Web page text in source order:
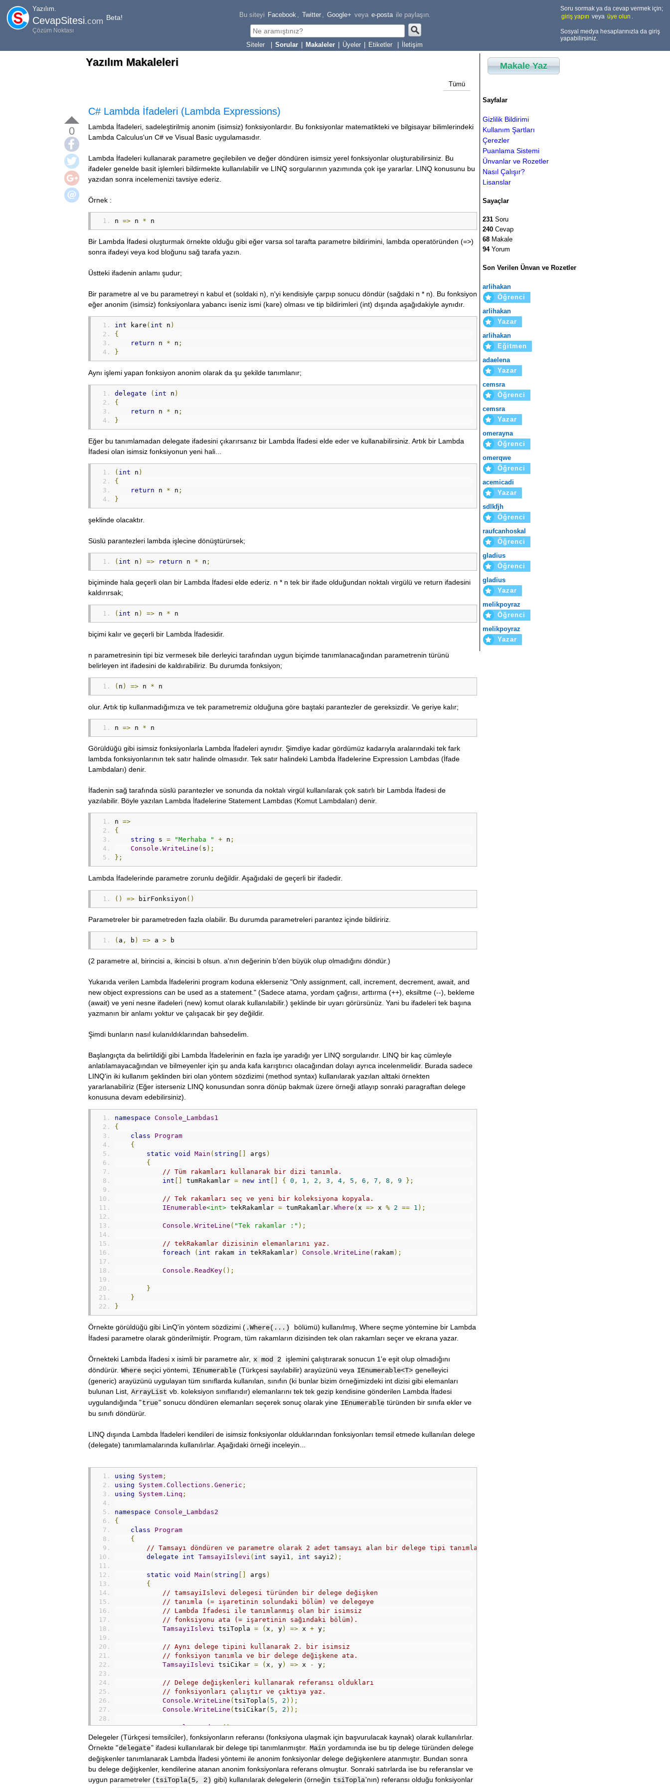
Yazılım.
CevapSitesi.com Beta!
Çözüm Noktası
Bu siteyi Facebook , Twitter , Google+ veya e-posta ile paylaşın.
Sorular Makaleler Üyeler Etiketler İletişim
Soru sormak ya da cevap vermek için;
giriş yapın veya üye olun .
Sosyal medya hesaplarınızla da giriş
yapabilirsiniz.
Yazılım Makaleleri
Tümü
0
C# Lambda İfadeleri (Lambda Expressions)
Lambda İfadeleri, sadeleştirilmiş anonim (isimsiz) fonksiyonlardır. Bu fonksiyonlar matematikteki ve bilgisayar bilimlerindeki
Lambda Calculus'un C# ve Visual Basic uygulamasıdır.
Lambda İfadeleri kullanarak parametre geçilebilen ve değer döndüren isimsiz yerel fonksiyonlar oluşturabilirsiniz. Bu
ifadeler genelde basit işlemleri bildirmekte kullanılabilir ve LINQ sorgularının yazımında çok işe yararlar. LINQ konusunu bu
yazıdan sonra incelemenizi tavsiye ederiz.
Örnek :
n => n * n
Bir Lambda İfadesi oluşturmak örnekte olduğu gibi eğer varsa sol tarafta parametre bildirimini, lambda operatöründen (=>)
sonra ifadeyi veya kod bloğunu sağ tarafa yazın.
Üstteki ifadenin anlamı şudur;
Bir parametre al ve bu parametreyi n kabul et (soldaki n), n'yi kendisiyle çarpıp sonucu döndür (sağdaki n * n). Bu fonksiyon
eğer anonim (isimsiz) fonksiyonlara yabancı iseniz ismi (kare) olması ve tip bildirimleri (int) dışında aşağıdakiyle aynıdır.
int kare ( int n )
{
return n * n ;
}
Aynı işlemi yapan fonksiyon anonim olarak da şu şekilde tanımlanır;
delegate ( int n )
{
return n * n ;
}
Eğer bu tanımlamadan delegate ifadesini çıkarırsanız bir Lambda İfadesi elde eder ve kullanabilirsiniz. Artık bir Lambda
İfadesi olan isimsiz fonksiyonun yeni hali...
( int n )
{
return n * n ;
}
şeklinde olacaktır.
Süslü parantezleri lambda işlecine dönüştürürsek;
( int n ) => return n * n ;
biçiminde hala geçerli olan bir Lambda İfadesi elde ederiz. n * n tek bir ifade olduğundan noktalı virgülü ve return ifadesini
kaldırırsak;
( int n ) => n * n
biçimi kalır ve geçerli bir Lambda İfadesidir.
n parametresinin tipi biz vermesek bile derleyici tarafından uygun biçimde tanımlanacağından parametrenin türünü
belirleyen int ifadesini de kaldırabiliriz. Bu durumda fonksiyon;
( n ) => n * n
olur. Artık tip kullanmadığımıza ve tek parametremiz olduğuna göre baştaki parantezler de gereksizdir. Ve geriye kalır;
n => n * n
Görüldüğü gibi isimsiz fonksiyonlarla Lambda İfadeleri aynıdır. Şimdiye kadar gördümüz kadarıyla aralarındaki tek fark
lambda fonksiyonlarının tek satır halinde olmasıdır. Tek satır halindeki Lambda İfadelerine Expression Lambdas (İfade
Lambdaları) denir.
İfadenin sağ tarafında süslü parantezler ve sonunda da noktalı virgül kullanılarak çok satırlı bir Lambda İfadesi de
yazılabilir. Böyle yazılan Lambda İfadelerine Statement Lambdas (Komut Lambdaları) denir.
n =>
{
string s = "Merhaba " + n ;
Console . WriteLine ( s );
};
Lambda İfadelerinde parametre zorunlu değildir. Aşağıdaki de geçerli bir ifadedir.
() => birFonksiyon ()
Parametreler bir parametreden fazla olabilir. Bu durumda parametreleri parantez içinde bildiririz.
( a , b ) => a > b
(2 parametre al, birincisi a, ikincisi b olsun. a'nın değerinin b'den büyük olup olmadığını döndür.)
Yukarıda verilen Lambda İfadelerini program koduna eklerseniz "Only assignment, call, increment, decrement, await, and
new object expressions can be used as a statement." (Sadece atama, yordam çağrısı, arttırma (++), eksiltme (--), bekleme
(await) ve yeni nesne ifadeleri (new) komut olarak kullanılabilir.) şeklinde bir uyarı görürsünüz. Yani bu ifadeleri tek başına
yazmanın bir anlamı yoktur ve çalışacak bir şey değildir.
Şimdi bunların nasıl kulanıldıklarından bahsedelim.
Başlangıçta da belirtildiği gibi Lambda İfadelerinin en fazla işe yaradığı yer LINQ sorgularıdır. LINQ bir kaç cümleyle
anlatılamayacağından ve bilmeyenler için şu anda kafa karıştırıcı olacağından dolayı ayrıca incelenmelidir. Burada sadece
LINQ'in iki kullanım şeklinden biri olan yöntem sözdizimi (method syntax) kullanılarak yazılan alttaki örnekten
yararlanabiliriz (Eğer isterseniz LINQ konusundan sonra dönüp bakmak üzere örneği atlayıp sonraki paragraftan delege
konusuna devam edebilirsiniz).
namespace Console_Lambdas1
{
class
Program
{
static void Main ( string args )
{
// Tüm rakamları kullanarak bir dizi tanımla.
int
tumRakamlar = new int { 0 , 1 , 2 , 3 , 4 , 5 , 6 , 7 , 8 , 9 };
// Tek rakamları seç ve yeni bir koleksiyona kopyala.
IEnumerable<int> tekRakamlar = tumRakamlar . Where ( x => x % 2 == 1 );
Console . WriteLine ( "Tek rakamlar :" );
// tekRakamlar dizisinin elemanlarını yaz.
foreach
( int rakam in tekRakamlar) Console . WriteLine ( rakam);
Console . ReadKey();
}
}
}
Örnekte görüldüğü gibi LinQ'in yöntem sözdizimi ( .Where(...)
bölümü) kullanılmış, Where seçme yöntemine bir Lambda
İfadesi parametre olarak gönderilmiştir. Program, tüm rakamların dizisinden tek olan rakamları seçer ve ekrana yazar.
Örnekteki Lambda İfadesi x isimli bir parametre alır, x mod 2 işlemini çalıştırarak sonucun 1'e eşit olup olmadığını
döndürür. Where seçici yöntemi, IEnumerable (Türkçesi sayılabilir) arayüzünü veya IEnumerable<T> genelleyici
(generic) arayüzünü uygulayan tüm sınıflarda kullanılan, sınıfın (ki bunlar bizim örneğimizdeki int dizisi gibi elemanları
bulunan List, ArrayList vb. koleksiyon sınıflarıdır) elemanlarını tek tek gezip kendisine gönderilen Lambda İfadesi
uygulandığında "true" sonucu döndüren elemanları seçerek sonuç olarak yine IEnumerable türünden bir sınıfa ekler ve
bu sınıfı döndürür.
LINQ dışında Lambda İfadeleri kendileri de isimsiz fonksiyonlar olduklarından fonksiyonları temsil etmede kullanılan delege
(delegate) tanımlamalarında kullanılırlar. Aşağıdaki örneği inceleyin...
using System ;
using
System . Collections . Generic ;
using
System . Linq ;
namespace Console_Lambdas2
{
class
Program
{
// Tamsayı döndüren ve parametre olarak 2 adet tamsayı alan bir delege tipi tanımla.
delegate
int TamsayiIslevi ( int sayi1 , int sayi2 );
static void Main ( string args )
{
// tamsayiIslevi delegesi türünden bir delege değişken
// tanımla (= işaretinin solundaki bölüm) ve delegeye
// Lambda İfadesi ile tanımlanmış olan bir isimsiz
// fonksiyonu ata (= işaretinin sağındaki bölüm).
TamsayiIslevi tsiTopla = ( x , y) => x + y ;
// Aynı delege tipini kullanarak 2. bir isimsiz
// fonksiyon tanımla ve bir delege değişkene ata.
TamsayiIslevi tsiCikar = ( x , y) => x - y ;
// Delege değişkenleri kullanarak referansı oldukları
// fonksiyonları çalıştır ve çıktıya yaz.
Console . WriteLine ( tsiTopla ( 5 , 2 ));
Console . WriteLine ( tsiCikar( 5 , 2 ));
Console.ReadKey();
}
}
}
Delegeler (Türkçesi temsilciler), fonksiyonların referansı (fonksiyona ulaşmak için başvurulacak kaynak) olarak kullanılırlar.
Örnekte "delegate" ifadesi kullanılarak bir delege tipi tanımlanmıştır. Main yordamında ise bu tip delege türünden delege
değişkenler tanımlanarak Lambda İfadesi yöntemi ile anonim fonksiyonlar delege değişkenlere atanmıştır. Bundan sonra
bu delege değişkenler, kendilerine atanan anonim fonksiyonlara referans olmuştur. Sonraki satırlarda ise bu referanslar ve
uygun parametreler (tsiTopla(5, 2) gibi) kullanılarak delegelerin (örneğin tsiTopla'nın) referansı olduğu fonksiyonlar
Makale Yaz
Sayfalar
Gizlilik Bildirimi
Kullanım Şartları
Çerezler
Puanlama Sistemi
Ünvanlar ve Rozetler
Nasıl Çalışır?
Lisanslar
Sayaçlar
231 Soru
240 Cevap
68 Makale
94Yorum
Son Verilen Ünvan ve Rozetler
arlihakan
Öğrenci
arlihakan
Yazar
arlihakan
Eğitmen
adaelena
Yazar
cemsra
Öğrenci
cemsra
Yazar
omerayna
Öğrenci
omerqwe
Öğrenci
acemicadi
Yazar
sdlkfjh
Öğrenci
raufcanhoskal
Öğrenci
gladius
Öğrenci
gladius
Yazar
melikpoyraz
Öğrenci
melikpoyraz
Yazar